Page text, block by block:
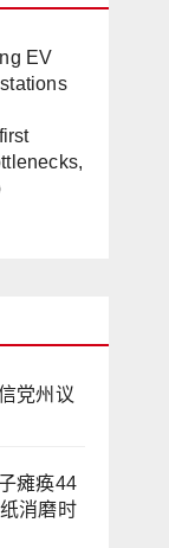
EV
党州议
瘫痪44
消磨时